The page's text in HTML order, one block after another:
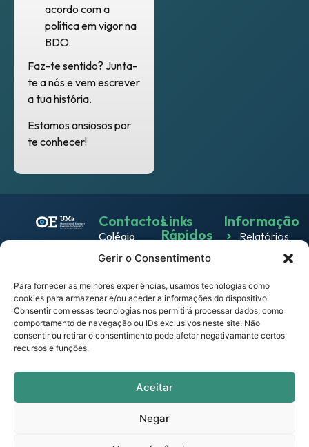
Gerir o Consentimento
Para fornecer as melhores experiências, usamos tecnologias como
cookies para armazenar e/ou aceder a informações do dispositivo.
Consentir com essas tecnologias nos permitirá processar dados, como
comportamento de navegação ou IDs exclusivos neste site. Não
consentir ou retirar o consentimento pode afetar negativamante certos
recursos e funções.
Aceitar
Negar
acordo com a
política em vigor na
BDO.
Faz-te sentido? Junta-
te a nós e vem escrever
a tua história.
Estamos ansiosos por
te conhecer!
Contactos
Colégio
dos
Rua dos
Ferreiros
9000-
082
Portugal
observatorio.emprego@mail.uma.pt
Links
Rápidos
Emprego
& Live
Eventos
Notícias
Úteis
Informação
Relatórios
Política de
Política
de
Cookies
Condições